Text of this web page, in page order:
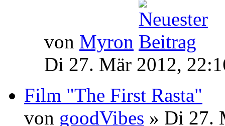
von Myron
Di 27. Mär 2012,
Film "The First Rasta"
von goodVibes » Di 27.